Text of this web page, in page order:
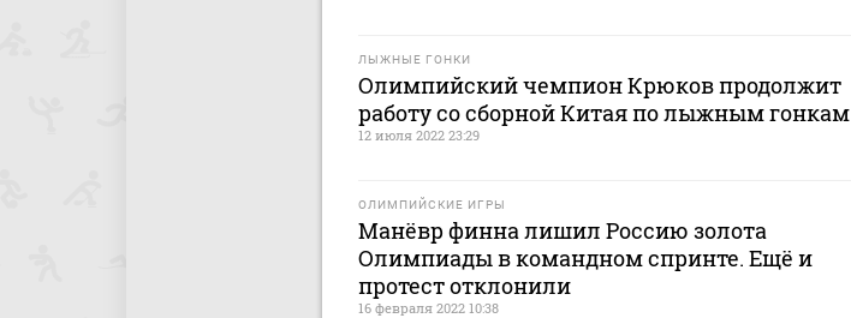
ЛЫЖНЫЕ ГОНКИ
Олимпийский чемпион Крюков продолжит
работу со сборной Китая по лыжным гонкам
12 июля 2022 23:29
ОЛИМПИЙСКИЕ ИГРЫ
Манёвр финна лишил Россию золота
Олимпиады в командном спринте. Ещё и
протест отклонили
16 февраля 2022 10:38